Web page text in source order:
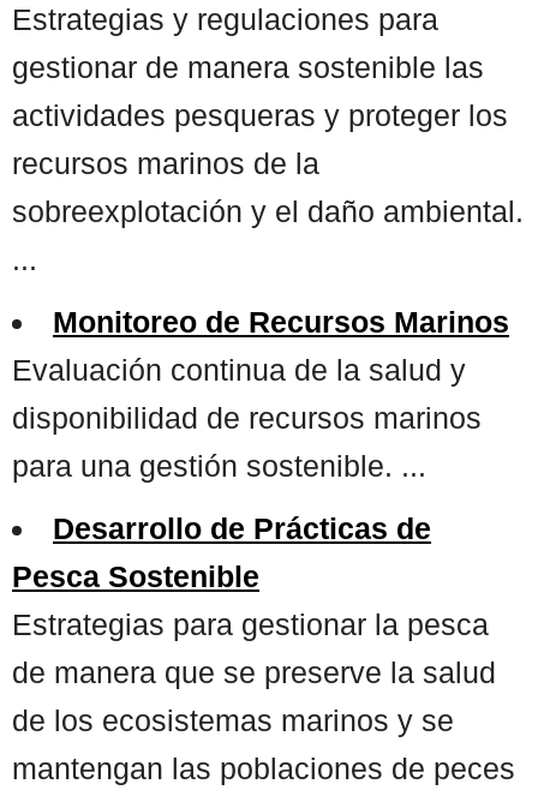
Estrategias y regulaciones para
gestionar de manera sostenible las
actividades pesqueras y proteger los
recursos marinos de la
sobreexplotación y el daño ambiental.
...
Monitoreo de Recursos Marinos
Evaluación continua de la salud y
disponibilidad de recursos marinos
para una gestión sostenible. ...
Desarrollo de Prácticas de
Pesca Sostenible
Estrategias para gestionar la pesca
de manera que se preserve la salud
de los ecosistemas marinos y se
mantengan las poblaciones de peces